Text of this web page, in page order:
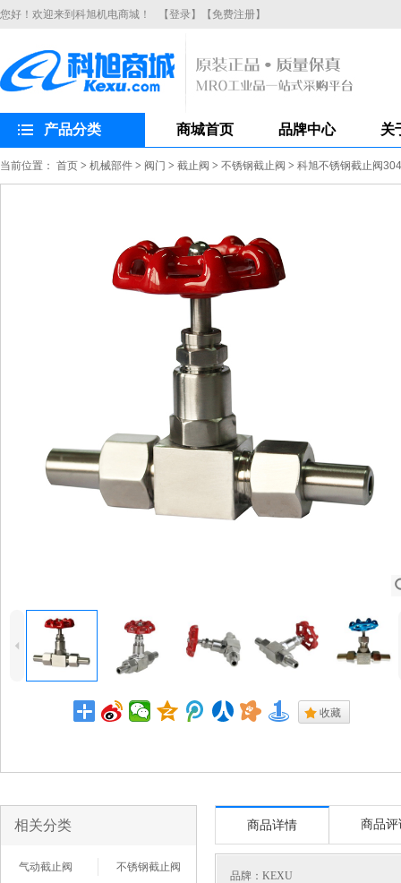
您好！欢迎来到科旭机电商城！ 【登录】 【免费注册】
产品分类 商城首页 品牌中心 关
当前位置： 首页 > 机械部件 > 阀门 > 截止阀 > 不锈钢截止阀 > 科旭不锈钢截止阀
4
. 收藏
相关分类
气动截止阀
不锈钢截止阀
商品详情 商品评
品牌： KEXU